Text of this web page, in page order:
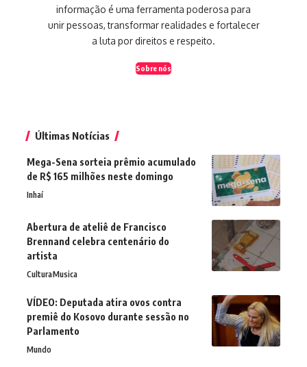
informação é uma ferramenta poderosa para
unir pessoas, transformar realidades e fortalecer
a luta por direitos e respeito.
Sobre nós
Últimas Notícias
Mega-Sena sorteia prêmio acumulado
de R$ 165 milhões neste domingo
Inhaí
Abertura de ateliê de Francisco
Brennand celebra centenário do
artista
CulturaMusica
VÍDEO: Deputada atira ovos contra
premiê do Kosovo durante sessão no
Parlamento
Mundo